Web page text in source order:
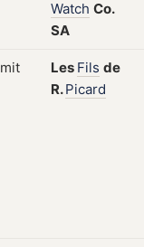
Watch Co.
SA
Les Fils de
R.Picard